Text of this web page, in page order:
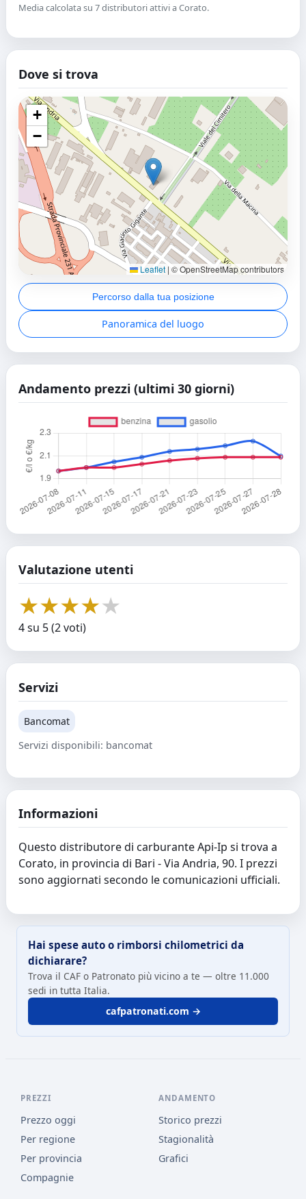
Media calcolata su 7 distributori attivi a Corato.
Dove si trova
+
−
Leaflet | © OpenStreetMap contributors
Percorso dalla tua posizione
Panoramica del luogo
Andamento prezzi (ultimi 30 giorni)
Valutazione utenti
★★★★★
4 su 5 (2 voti)
Servizi
Bancomat
Servizi disponibili: bancomat
Informazioni
Questo distributore di carburante Api-Ip si trova a
Corato, in provincia di Bari - Via Andria, 90. I prezzi
sono aggiornati secondo le comunicazioni ufficiali.
Hai spese auto o rimborsi chilometrici da
dichiarare?
Trova il CAF o Patronato più vicino a te — oltre 11.000
sedi in tutta Italia.
cafpatronati.com →
PREZZI
Prezzo oggi
Per regione
Per provincia
Compagnie
ANDAMENTO
Storico prezzi
Stagionalità
Grafici